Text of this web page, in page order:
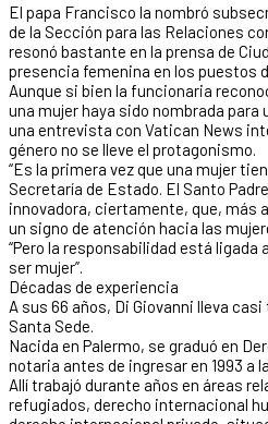
El papa Francisco la nombró
de la Sección para las Relaciones
resonó bastante en la prensa de
presencia femenina en los puestos
Aunque si bien la funcionaria
una mujer haya sido nombrada para
una entrevista con Vatican News
género no se lleve el protagonismo.
“Es la primera vez que una mujer
Secretaría de Estado. El Santo
innovadora, ciertamente, que, más
un signo de atención hacia las
“Pero la responsabilidad está ligada
ser mujer”.
Décadas de experiencia
A sus 66 años, Di Giovanni lleva
Santa Sede.
Nacida en Palermo, se graduó en
notaria antes de ingresar en 1993 a
Allí trabajó durante años en áreas
refugiados, derecho internacional